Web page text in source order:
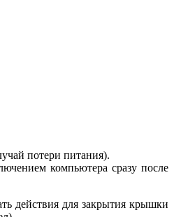
потери питания).
компьютера сразу после
действия для закрытия крышки